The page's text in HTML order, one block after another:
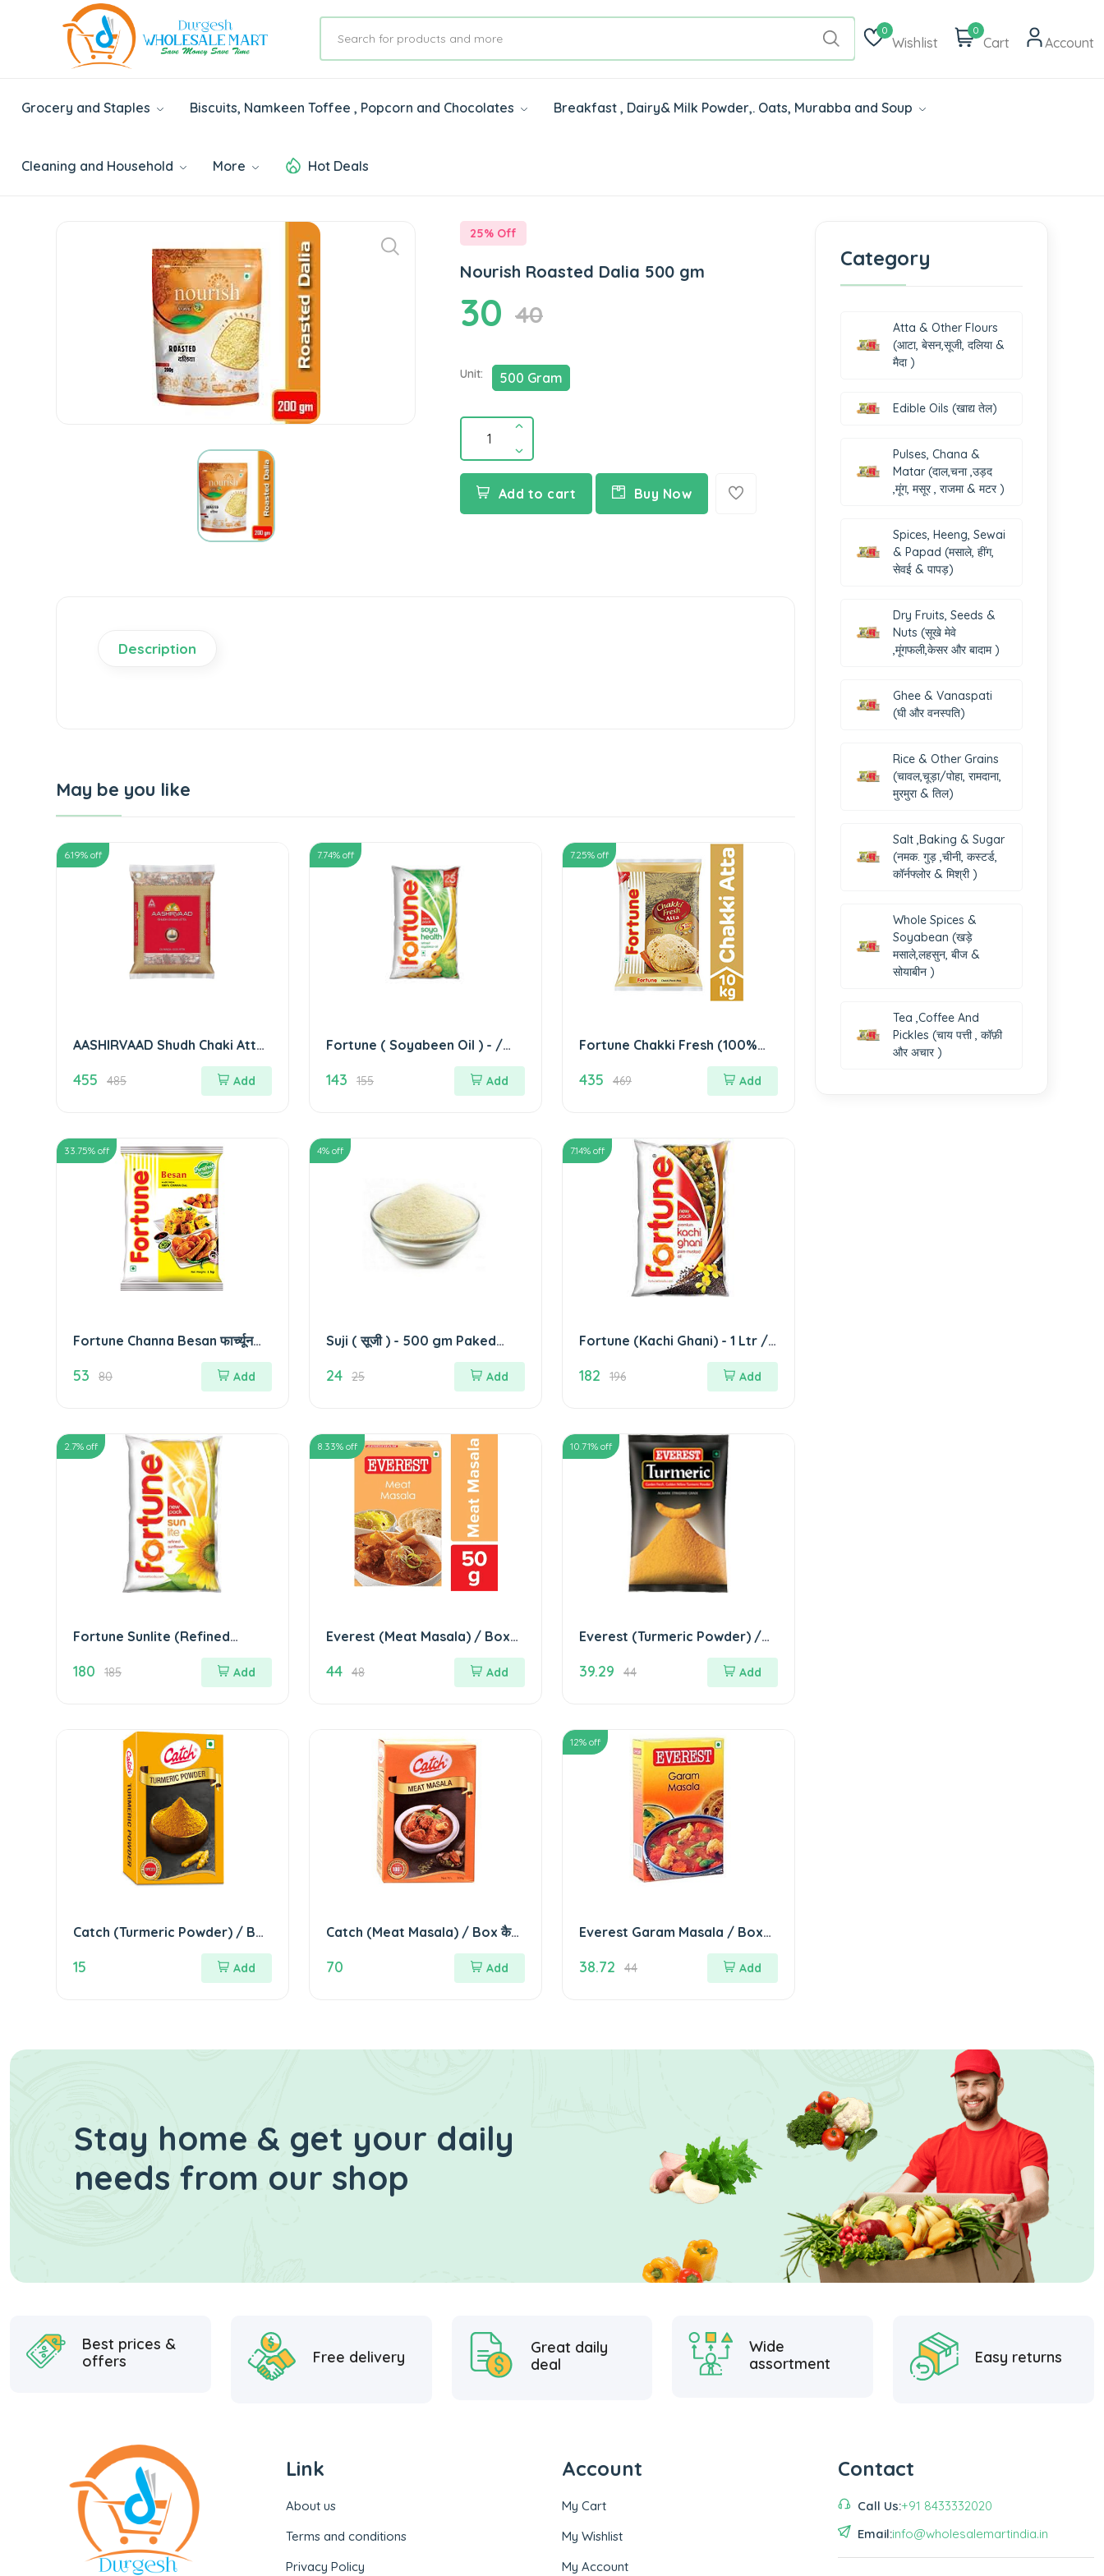
0
Wishlist
0
Cart Account
Grocery and Staples Biscuits, Namkeen Toffee , Popcorn and Chocolates Breakfast , Dairy& Milk Powder,. Oats, Murabba and Soup
Cleaning and Household More Hot Deals
25% Off
Nourish Roasted Dalia 500 gm
30 40
Unit: 500 Gram
Add to cart Buy Now
Description
May be you like
6.19% off
AASHIRVAAD Shudh Chaki Atta
455 485 Add
7.74% off
Fortune ( Soyabeen Oil ) - /
Pouch फार्च्यून (सोयाबीन आयल)
143 155 Add
7.25% off
Fortune Chakki Fresh (100%
Atta) - 10 Kg Pack फार्च्यून चक्की
फ्रेश - गेहू आटा
435 469 Add
33.75% off
Fortune Channa Besan फार्च्यून
53 80 Add
4% off
Suji ( सूजी ) - 500 gm Paked
24 25 Add
7.14% off
Fortune (Kachi Ghani) - 1 Ltr /
182 196 Add
2.7% off
Fortune Sunlite (Refined
Sunflower Oil) - 1.0 Ltr / Pouch
सनलाइट
180 185 Add
8.33% off
Everest (Meat Masala) / Box
एवेरेस्ट (मीट मसाला) 50 GM
44 48 Add
10.71% off
Everest (Turmeric Powder) /
Box एवेरेस्ट (हल्दी पाउडर)
39.29 44 Add
Catch (Turmeric Powder) / Box
15 Add
Catch (Meat Masala) / Box कैटा
70 Add
12% off
Everest Garam Masala / Box
एवेरेस्ट (गरम मसाला) 50 GM
38.72 44 Add
Category
Atta & Other Flours
(आटा, बेसन,सूजी, दलिया &
मैदा )
Edible Oils (खाद्य तेल)
Pulses, Chana &
Matar (दाल,चना ,उड़द
,मूंग, मसूर , राजमा & मटर )
Spices, Heeng, Sewai
& Papad (मसाले, हींग,
सेवई & पापड़)
Dry Fruits, Seeds &
Nuts (सूखे मेवे
,मूंगफली,केसर और बादाम )
Ghee & Vanaspati
(घी और वनस्पति)
Rice & Other Grains
(चावल,चूड़ा/पोहा, रामदाना,
मुरमुरा & तिल)
Salt ,Baking & Sugar
(नमक. गुड़ ,चीनी, कस्टर्ड,
कॉर्नफ्लोर & मिश्री )
Whole Spices &
Soyabean (खड़े
मसाले,लहसुन, बीज &
सोयाबीन )
Tea ,Coffee And
Pickles (चाय पत्ती , कॉफ़ी
और अचार )
Stay home & get your daily
needs from our shop
Best prices &
offers
Free delivery
Great daily
deal
Wide
assortment
Easy returns
Link
About us
Terms and conditions
Privacy Policy
Account
My Cart
My Wishlist
My Account
Contact
Call Us:+91 8433332020
Email:info@wholesalemartindia.in